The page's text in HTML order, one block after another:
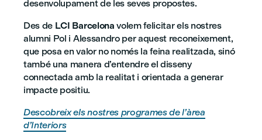
desenvolupament de les seves propostes.
Des de LCI Barcelona volem felicitar els nostres
alumni Pol i Alessandro per aquest reconeixement,
que posa en valor no només la feina realitzada, sinó
també una manera d’entendre el disseny
connectada amb la realitat i orientada a generar
impacte positiu.
Descobreix els nostres programes de l’àrea
d’Interiors